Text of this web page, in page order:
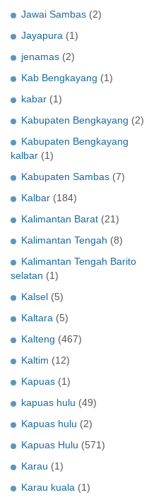
Jawai Sambas (2)
Jayapura (1)
jenamas (2)
Kab Bengkayang (1)
kabar (1)
Kabupaten Bengkayang (2)
Kabupaten Bengkayang
kalbar (1)
Kabupaten Sambas (7)
Kalbar (184)
Kalimantan Barat (21)
Kalimantan Tengah (8)
Kalimantan Tengah Barito
selatan (1)
Kalsel (5)
Kaltara (5)
Kalteng (467)
Kaltim (12)
Kapuas (1)
kapuas hulu (49)
Kapuas hulu (2)
Kapuas Hulu (571)
Karau (1)
Karau kuala (1)